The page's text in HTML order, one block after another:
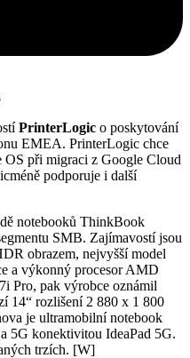
PrinterLogic o poskytování
EMEA. PrinterLogic chce
OS při migraci z Google Cloud
podporuje i další
notebooků ThinkBook
SMB. Zajímavostí jsou
obrazem, nejvyšší model
a výkonný procesor AMD
Pro, pak výrobce oznámil
14“ rozlišení 2 880 x 1 800
je ultramobilní notebook
5G konektivitou IdeaPad 5G.
trzích. [W]